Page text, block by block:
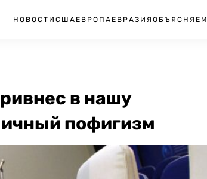
НОВОСТИ США ЕВРОПА ЕВРАЗИЯ ОБЪЯСНЯЕМ
в нашу
пофигизм